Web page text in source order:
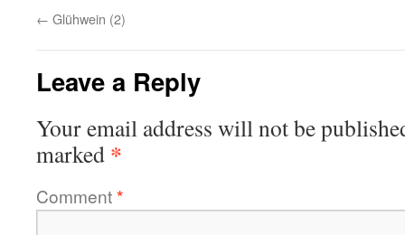
← Glühwein (2)
Leave a Reply
Your email address will not be
marked *
Comment*